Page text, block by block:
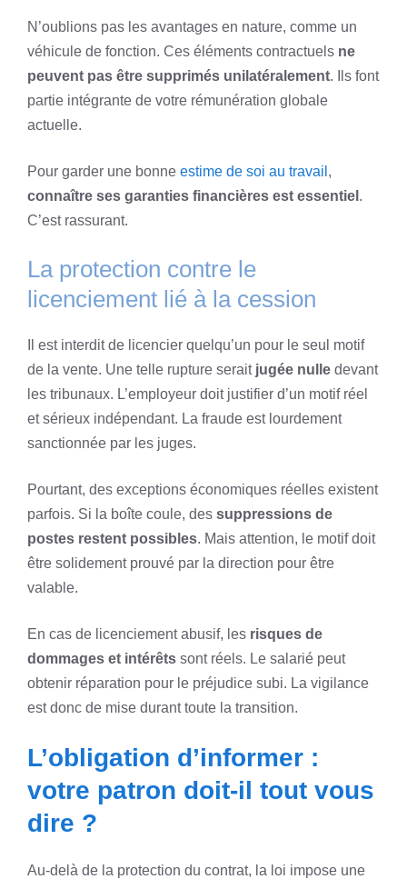
N’oublions pas les avantages en nature, comme un
véhicule de fonction. Ces éléments contractuels ne
peuvent pas être supprimés unilatéralement. Ils font
partie intégrante de votre rémunération globale
actuelle.
Pour garder une bonne estime de soi au travail ,
connaître ses garanties financières est essentiel .
C’est rassurant.
La protection contre le
licenciement lié à la cession
Il est interdit de licencier quelqu’un pour le seul motif
de la vente. Une telle rupture serait jugée nulle devant
les tribunaux. L’employeur doit justifier d’un motif réel
et sérieux indépendant. La fraude est lourdement
sanctionnée par les juges.
Pourtant, des exceptions économiques réelles existent
parfois. Si la boîte coule, des suppressions de
postes restent possibles. Mais attention, le motif doit
être solidement prouvé par la direction pour être
valable.
En cas de licenciement abusif, les risques de
dommages et intérêts sont réels. Le salarié peut
obtenir réparation pour le préjudice subi. La vigilance
est donc de mise durant toute la transition.
L’obligation d’informer :
votre patron doit-il tout vous
dire ?
Au-delà de la protection du contrat, la loi impose une